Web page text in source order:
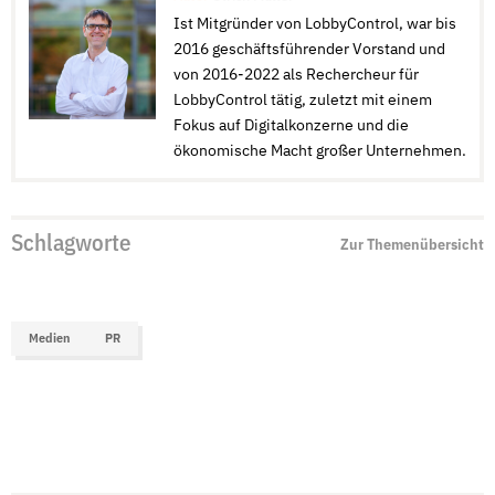
Ist Mitgründer von LobbyControl, war bis
2016 geschäftsführender Vorstand und
von 2016-2022 als Rechercheur für
LobbyControl tätig, zuletzt mit einem
Fokus auf Digitalkonzerne und die
ökonomische Macht großer Unternehmen.
Schlagworte Zur Themenübersicht
Medien PR